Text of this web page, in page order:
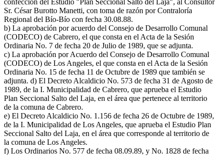
confección del Estudio "Plan Seccional Salto del Laja", al Consultor
Sr. César Burotto Manetti, con toma de razón por Contraloría
Regional del Bío-Bío con fecha 30.08.88.
b) La aprobación por acuerdo del Consejo de Desarrollo Comunal
(CODECO) de Cabrero, el que consta en el Acta de la Sesión
Ordinaria No. 7 de fecha 20 de Julio de 1989, que se adjunta.
c) La aprobación por Acuerdo del Consejo de Desarrollo Comunal
(CODECO) de Los Angeles, el que consta en el Acta de la Sesión
Ordinaria No. 15 de fecha 11 de Octubre de 1989 que también se
adjunta. d) El Decreto Alcaldicio No. 573 de fecha 31 de Agosto de
1989, de la I. Municipalidad de Cabrero, que aprueba el Estudio
Plan Seccional Salto del Laja, en el área que pertenece al territorio
de la comuna de Cabrero.
e) El Decreto Alcaldicio No. 1.156 de fecha 26 de Octubre de 1989,
de la I. Municipalidad de Los Angeles, que aprueba el Estudio Plan
Seccional Salto del Laja, en el área que corresponde al territorio de
la comuna de Los Angeles.
f) Los Ordinarios No. 577 de fecha 08.09.89, y No. 1828 de fecha